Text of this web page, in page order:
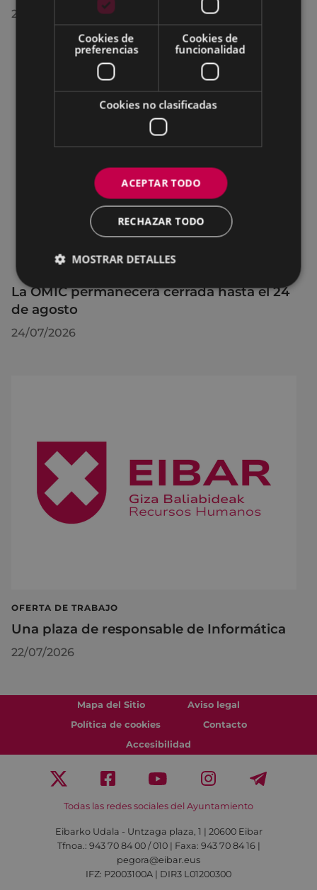
28/07/2026
La OMIC permanecerá cerrada hasta el 24
de agosto
24/07/2026
OFERTA DE TRABAJO
Una plaza de responsable de Informática
22/07/2026
Mapa del Sitio
Aviso legal
Política de cookies
Contacto
Accesibilidad
Todas las redes sociales del Ayuntamiento
Eibarko Udala - Untzaga plaza, 1 | 20600 Eibar
Tfnoa.: 943 70 84 00 / 010 | Faxa: 943 70 84 16 |
pegora@eibar.eus
IFZ: P2003100A | DIR3 L01200300
Cookies de
preferencias
Cookies de
funcionalidad
Cookies no clasificadas
ACEPTAR TODO
RECHAZAR TODO
MOSTRAR DETALLES